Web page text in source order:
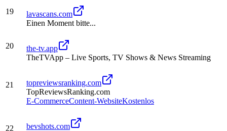
19
lavascans.com
Einen Moment bitte...
20
the-tv.app
TheTVApp – Live Sports, TV Shows & News Streaming
21
topreviewsranking.com
TopReviewsRanking.com
E-CommerceContent-WebsiteKostenlos
22
bevshots.com